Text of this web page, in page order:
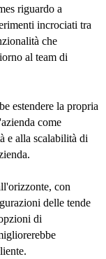
riguardo a
incrociati tra
che
al team di
estendere la propria
come
e alla scalabilità di
con
delle tende
di